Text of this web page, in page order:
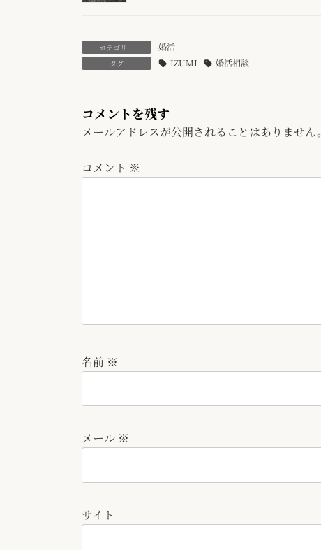
カテゴリー 婚活
タグ IZUMI 婚活相談
コメントを残す
メールアドレスが公開されることはありません。
コメント ※
名前 ※
メール ※
サイト